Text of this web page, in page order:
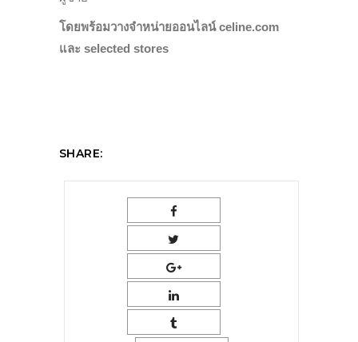
โดยพร้อมวางจำหน่ายออนไลน์ celine.com
และ selected stores
SHARE: